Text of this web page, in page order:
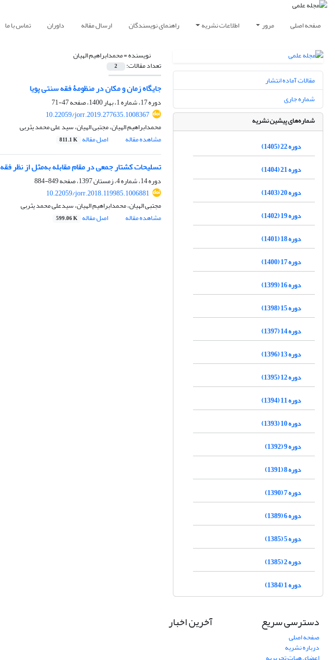
صفحه اصلی مرور اطلاعات نشریه راهنمای نویسندگان ارسال مقاله داوران تماس با ما
نویسنده =محمدابراهیم الهیان
تعداد مقالات: 2
جایگاه زمان و مکان در منظومۀ فقه سنتی پویا
دوره 17، شماره 1، بهار 1400، صفحه
47-71
10.22059/jorr.2019.277635.1008367
محمدابراهیم الهیان، مجتبی الهیان، سید علی محمد یثربی
مشاهده مقاله
اصل مقاله 811.1 K
تسلیحات کشتار جمعی در مقام مقابله به‌مثل از نظر فقه
دوره 14، شماره 4، زمستان 1397، صفحه
849-884
10.22059/jorr.2018.119985.1006881
مجتبی الهیان، محمدابراهیم الهیان، سیدعلی محمد یثربی
مشاهده مقاله
اصل مقاله 599.06 K
مقالات آماده انتشار
شماره جاری
شماره‌های پیشین نشریه
دوره 22 (1405)
دوره 21 (1404)
دوره 20 (1403)
دوره 19 (1402)
دوره 18 (1401)
دوره 17 (1400)
دوره 16 (1399)
دوره 15 (1398)
دوره 14 (1397)
دوره 13 (1396)
دوره 12 (1395)
دوره 11 (1394)
دوره 10 (1393)
دوره 9 (1392)
دوره 8 (1391)
دوره 7 (1390)
دوره 6 (1389)
دوره 5 (1385)
دوره 2 (1385)
دوره 1 (1384)
دسترسی سریع
صفحه اصلی
درباره نشریه
آخرین اخبار